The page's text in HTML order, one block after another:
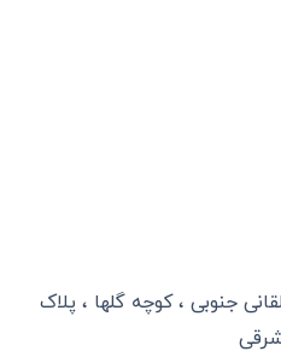
جنوبی ، کوچه گلها ، پلاک